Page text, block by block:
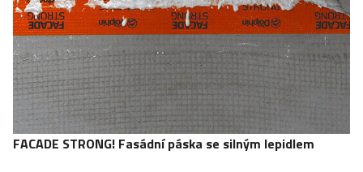
FACADE STRONG! Fasádní páska se silným lepidlem